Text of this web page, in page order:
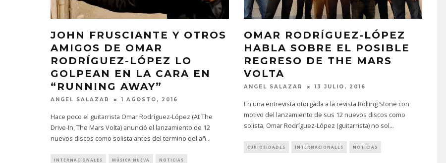
JOHN FRUSCIANTE Y OTROS
AMIGOS DE OMAR
RODRÍGUEZ-LÓPEZ LO
GOLPEAN EN LA CARA EN
“RUNNING AWAY”
ANGEL SALAZAR 1 AGOSTO, 2016
Hace poco el guitarrista Omar Rodríguez-López (At The
Drive-In, The Mars Volta) anunció el lanzamiento de 12
nuevos discos como solista antes del termino del añ...
INTERNACIONALES MÚSICA NUEVA NOTICIAS
OMAR RODRÍGUEZ-LÓPEZ
HABLA SOBRE EL POSIBLE
REGRESO DE THE MARS
VOLTA
ANGEL SALAZAR 13 JULIO, 2016
En una entrevista otorgada a la revista Rolling Stone con
motivo del lanzamiento de sus 12 nuevos discos como
solista, Omar Rodríguez-López (guitarrista) no sol...
CURIOSIDADES INTERNACIONALES NOTICIAS
MONET IN BLUE EXPLORA LA
CON ‘ALONSO’